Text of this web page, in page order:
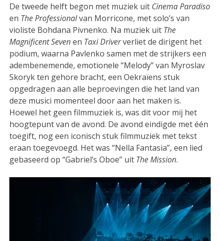
De tweede helft begon met muziek uit Cinema Paradiso
en The Professionalvan Morricone, met solo’s van
violiste Bohdana Pivnenko. Na muziek uit The
Magnificent Sevenen Taxi Driververliet de dirigent het
podium, waarna Pavlenko samen met de strijkers een
adembenemende, emotionele “Melody” van Myroslav
Skoryk ten gehore bracht, een Oekraïens stuk
opgedragen aan alle beproevingen die het land van
deze musici momenteel door aan het maken is.
Hoewel het geen filmmuziek is, was dit voor mij het
hoogtepunt van de avond. De avond eindigde met één
toegift, nog een iconisch stuk filmmuziek met tekst
eraan toegevoegd. Het was “Nella Fantasia”, een lied
gebaseerd op “Gabriel’s Oboe” uit The Mission.